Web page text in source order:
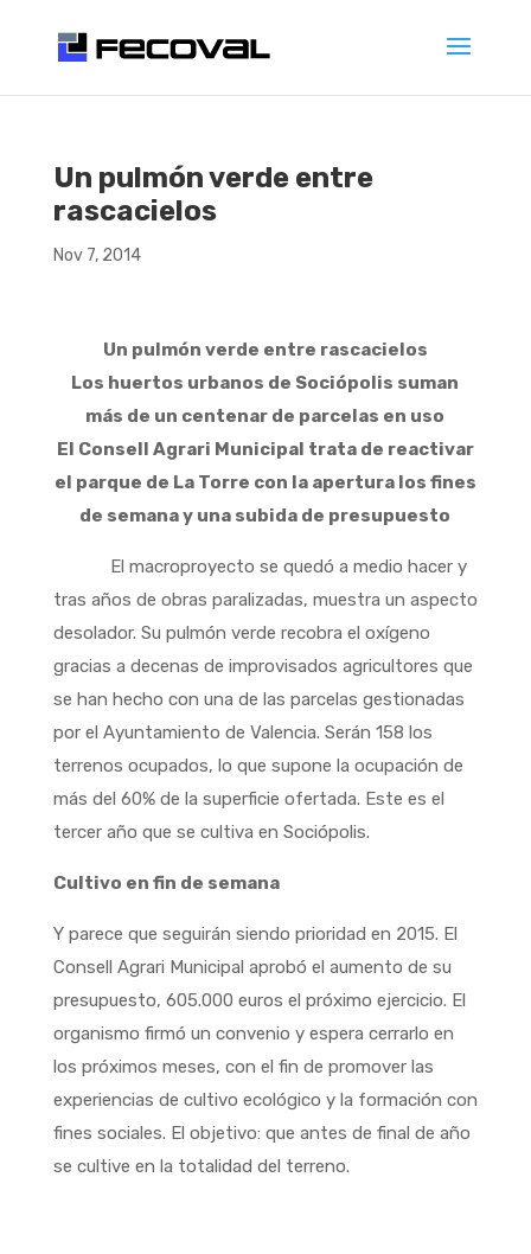
Un pulmón verde entre
rascacielos
Nov 7, 2014
Un pulmón verde entre rascacielos
Los huertos urbanos de Sociópolis suman
más de un centenar de parcelas en uso
El Consell Agrari Municipal trata de reactivar
el parque de La Torre con la apertura los fines
de semana y una subida de presupuesto
El macroproyecto se quedó a medio hacer y
tras años de obras paralizadas, muestra un aspecto
desolador. Su pulmón verde recobra el oxígeno
gracias a decenas de improvisados agricultores que
se han hecho con una de las parcelas gestionadas
por el Ayuntamiento de Valencia. Serán 158 los
terrenos ocupados, lo que supone la ocupación de
más del 60% de la superficie ofertada. Este es el
tercer año que se cultiva en Sociópolis.
Cultivo en fin de semana
Y parece que seguirán siendo prioridad en 2015. El
Consell Agrari Municipal aprobó el aumento de su
presupuesto, 605.000 euros el próximo ejercicio. El
organismo firmó un convenio y espera cerrarlo en
los próximos meses, con el fin de promover las
experiencias de cultivo ecológico y la formación con
fines sociales. El objetivo: que antes de final de año
se cultive en la totalidad del terreno.